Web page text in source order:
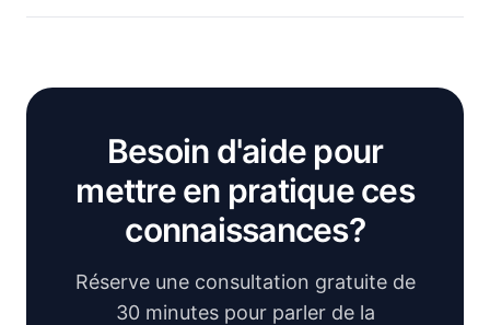
Besoin d'aide pour
mettre en pratique ces
connaissances?
Réserve une consultation gratuite de
30 minutes pour parler de la